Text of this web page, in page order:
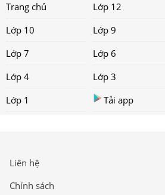
Trang chủ Lớp 12
Lớp 10
Lớp 9
Lớp 7
Lớp 6
Lớp 4
Lớp 3
Lớp 1
Tải app
Liên hệ
Chính sách